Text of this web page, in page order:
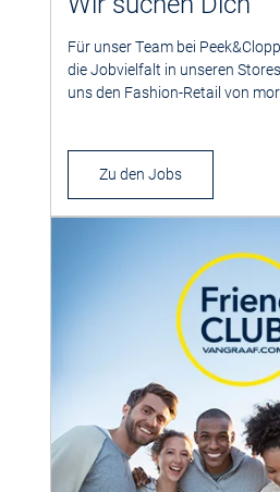
Für unser Team bei
die Jobvielfalt in unseren
uns den Fashion-Retail von
Zu den Jobs